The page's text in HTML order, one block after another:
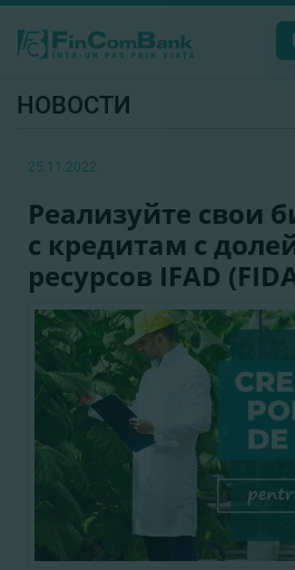
НОВОСТИ
25.11.2022
Реализуйте свои
с кредитам с
ресурсов IFAD